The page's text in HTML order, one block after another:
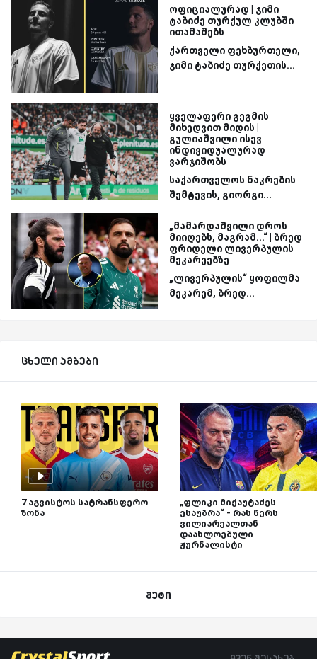
ოფიციალურად | ჯიმი
ტაბიძე თურქულ კლუბში
ითამაშებს
ქართველი ფეხბურთელი,
ჯიმი ტაბიძე თურქეთის...
ყველაფერი გეგმის
მიხედვით მიდის |
გულიაშვილი ისევ
ინდივიდუალურად
ვარჯიშობს
საქართველოს ნაკრების
შემტევის, გიორგი...
„მამარდაშვილი დროს
მიიღებს, მაგრამ...“ | ბრედ
ფრიდელი ლივერპულის
მეკარეებზე
„ლივერპულის“ ყოფილმა
მეკარემ, ბრედ...
ცხელი ამბები
7 აგვისტოს სატრანსფერო
ზონა
„ფლიკი მიქაუტაძეს
ესაუბრა“ - რას წერს
ვილიარეალთან
დაახლოებული
ჟურნალისტი
მეტი